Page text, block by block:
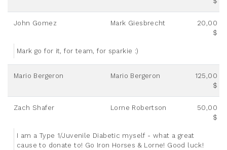
John Gomez Mark Giesbrecht
20,00
$
Mark go for it, for team, for sparkie :)
Mario Bergeron Mario Bergeron
125,00
$
Zach Shafer Lorne Robertson
50,00
$
I am a Type 1/Juvenile Diabetic myself - what a great
cause to donate to! Go Iron Horses & Lorne! Good luck!